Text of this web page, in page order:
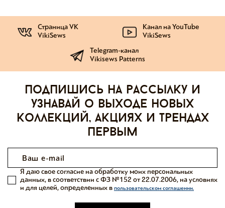
Страница VK
VikiSews
Канал на YouTube
VikiSews
Telegram-канал
Vikisews Patterns
Подпишись на рассылку и
узнавай о выходе новых
коллекций, акциях и трендах
первым
Я даю свое согласие на обработку моих персональных
данных, в соответствии с ФЗ №152 от 22.07.2006, на условиях
и для целей, определенных в пользовательском соглашении.